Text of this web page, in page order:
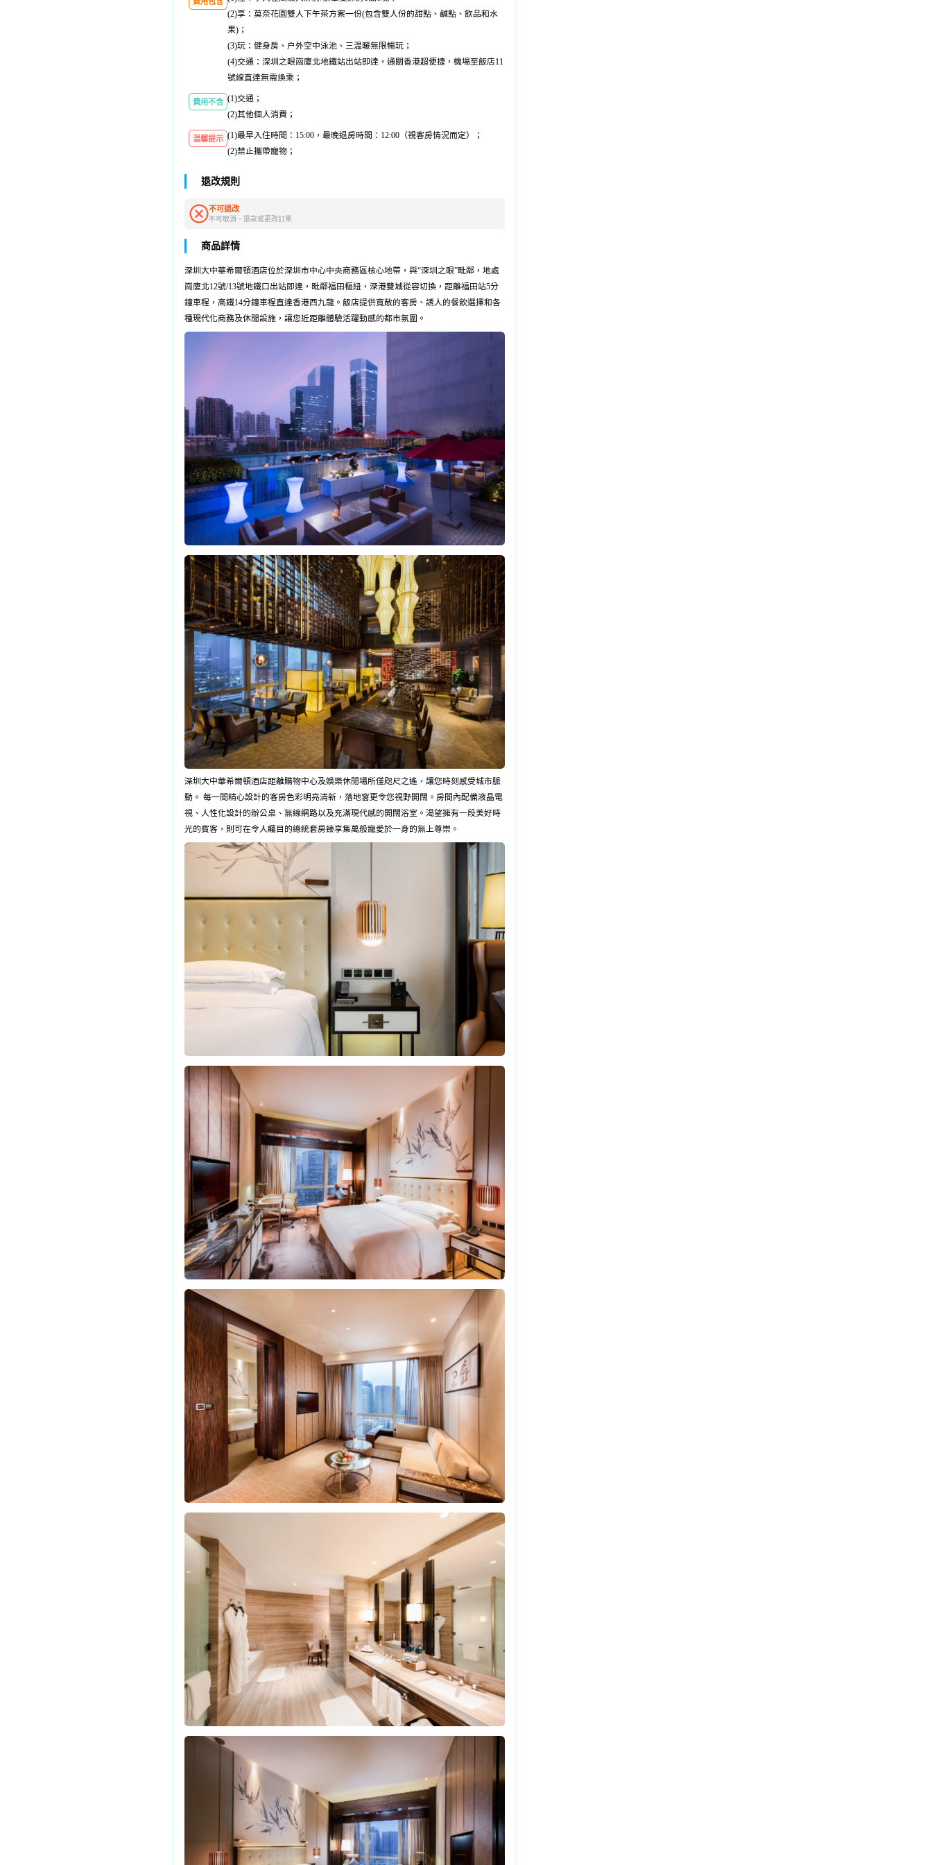
(2)享：莫奈花園雙人下午茶方案一份(包含雙人份的甜點、鹹點、飲品和水
果)；
(3)玩：健身房、户外空中泳池、三温暖無限暢玩；
(4)交通：深圳之眼崗廈北地鐵站出站即達，通關香港超便捷，機場至飯店11
號線直達無需換乘；
費用不含 (1)交通；
(2)其他個人消費；
温馨提示 (1)最早入住時間：15:00，最晚退房時間：12:00（視客房情況而定）；
(2)禁止攜帶寵物；
退改規則
不可退改
不可取消、退款或更改訂單
商品詳情
深圳大中華希爾頓酒店位於深圳市中心中央商務區核心地帶，與“深圳之眼”毗鄰，地處
崗廈北12號/13號地鐵口出站即達，毗鄰福田樞紐，深港雙城從容切換，距離福田站5分
鐘車程，高鐵14分鐘車程直達香港西九龍。飯店提供寬敞的客房、誘人的餐飲選擇和各
種現代化商務及休閒設施，讓您近距離體驗活躍動感的都市氛圍。
深圳大中華希爾頓酒店距離購物中心及娛樂休閒場所僅咫尺之遙，讓您時刻感受城市脈
動。 每一間精心設計的客房色彩明亮清新，落地窗更令您視野開闊。房間內配備液晶電
視、人性化設計的辦公桌、無線網路以及充滿現代感的開闊浴室。渴望擁有一段美好時
光的賓客，則可在令人矚目的總統套房臻享集萬般寵愛於一身的無上尊崇。